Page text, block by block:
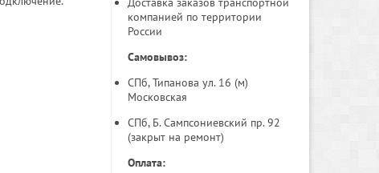
компанией по территории
России
Самовывоз:
СПб, Типанова ул. 16 (м)
Московская
СПб, Б. Сампсониевский пр. 92
(закрыт на ремонт)
Оплата: